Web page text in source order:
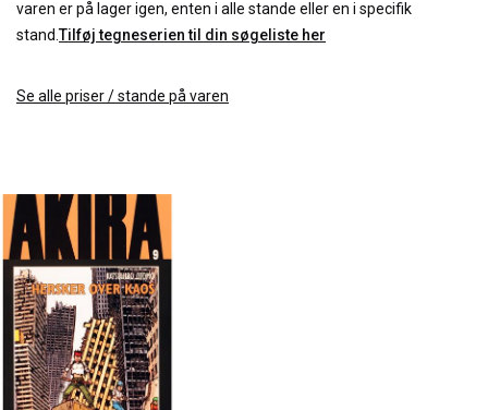
varen er på lager igen, enten i alle stande eller en i specifik
stand.Tilføj tegneserien til din søgeliste her
Se alle priser / stande på varen